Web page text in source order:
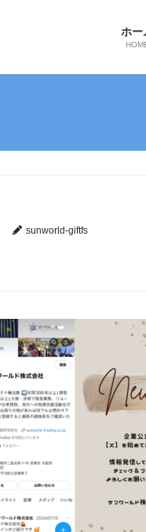
ホー
sunworld-giftfs